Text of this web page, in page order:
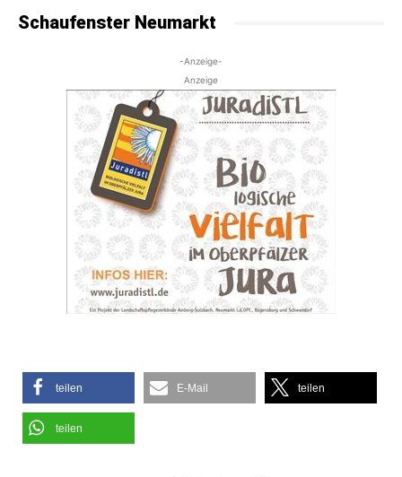
Schaufenster Neumarkt
-Anzeige-
Anzeige
teilen E-Mail teilen
teilen